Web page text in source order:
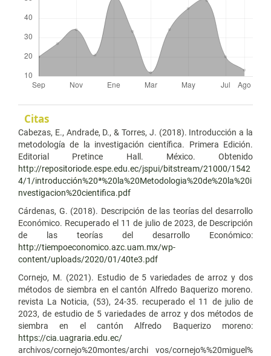
Citas
Cabezas, E., Andrade, D., & Torres, J. (2018). Introducción a la
metodología de la investigación científica. Primera Edición.
Editorial Pretince Hall. México. Obtenido
http://repositoriode.espe.edu.ec/jspui/bitstream/21000/1542
4/1/introducción%20ª%20la%20Metodologia%20de%20la%20i
nvestigacion%20cientifica.pdf
Cárdenas, G. (2018). Descripción de las teorías del desarrollo
Económico. Recuperado el 11 de julio de 2023, de Descripción
de las teorías del desarrollo Económico:
http://tiempoeconomico.azc.uam.mx/wp-
content/uploads/2020/01/40te3.pdf
Cornejo, M. (2021). Estudio de 5 variedades de arroz y dos
métodos de siembra en el cantón Alfredo Baquerizo moreno.
revista La Noticia, (53), 24-35. recuperado el 11 de julio de
2023, de estudio de 5 variedades de arroz y dos métodos de
siembra en el cantón Alfredo Baquerizo moreno:
https://cia.uagraria.edu.ec/
archivos/cornejo%20montes/archi vos/cornejo%%20miguel%